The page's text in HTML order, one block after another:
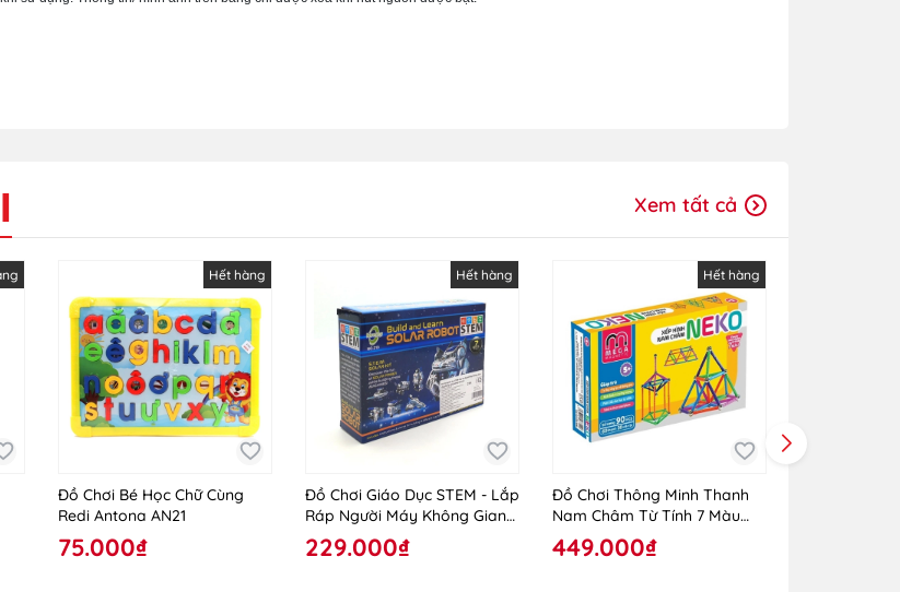
Xem tất cả
Hết hàng
Đồ Chơi Bé Học Chữ Cùng
Redi Antona AN21
75.000₫
Hết hàng
Đồ Chơi Giáo Dục STEM - Lắp
Ráp Người Máy Không Gian
Chạy Bằng Năng Lượng Mặt
Trời New Energy 219
229.000₫
Hết hàng
Đồ Chơi Thông Minh Thanh
Nam Châm Từ Tính 7 Màu
6030L (Bộ 60 Thanh 30 Bi)
449.000₫